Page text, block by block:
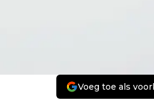
Voeg toe als